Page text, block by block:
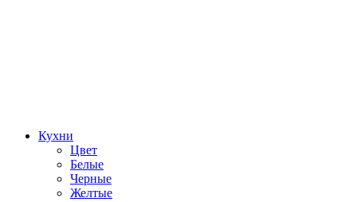
Кухни
Цвет
Белые
Черные
Желтые